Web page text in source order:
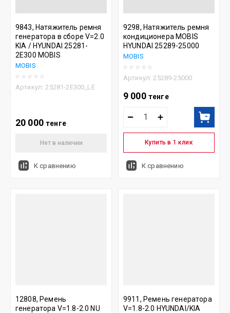
9843, Натяжитель ремня
генератора в сборе V=2.0
KIA / HYUNDAI 25281-
2E300 MOBIS
MOBIS
Артикул: 25281-2E300_LE
20 000 тенге
Нет в наличии
К сравнению
9298, Натяжитель ремня
кондиционера MOBIS
HYUNDAI 25289-25000
MOBIS
Артикул: 25289-25000
9 000 тенге
Купить в 1 клик
К сравнению
12808, Ремень
генератора V=1.8-2.0 NU
9911, Ремень генератора
V=1.8-2.0 HYUNDAI/KIA